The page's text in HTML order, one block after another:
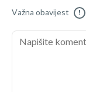
Važna obavijest !